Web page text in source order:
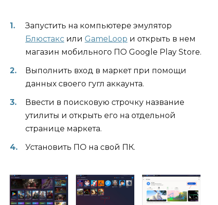
Запустить на компьютере эмулятор
Блюстакс или GameLoop и открыть в нем
магазин мобильного ПО Google Play Store.
Выполнить вход в маркет при помощи
данных своего гугл аккаунта.
Ввести в поисковую строчку название
утилиты и открыть его на отдельной
странице маркета.
Установить ПО на свой ПК.